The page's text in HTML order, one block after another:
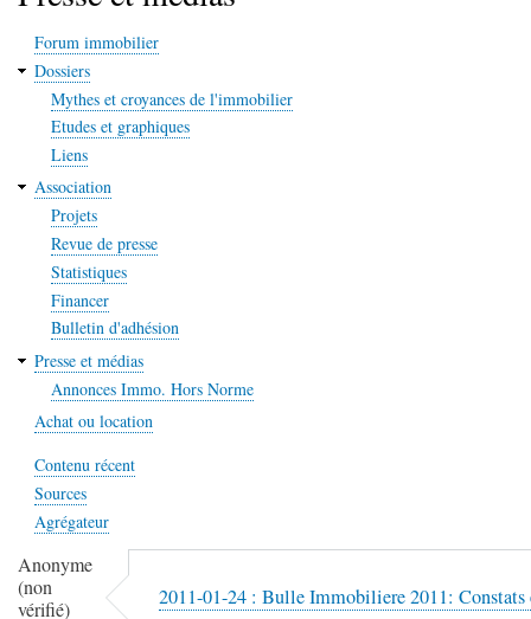
Forum immobilier
Dossiers
Mythes et croyances de l'immobilier
Etudes et graphiques
Liens
Association
Projets
Revue de presse
Statistiques
Financer
Bulletin d'adhésion
Presse et médias
Annonces Immo. Hors Norme
Achat ou location
Contenu récent
Sources
Agrégateur
Anonyme
(non
vérifié)
2011-01-24 : Bulle Immobiliere 2011: Constats